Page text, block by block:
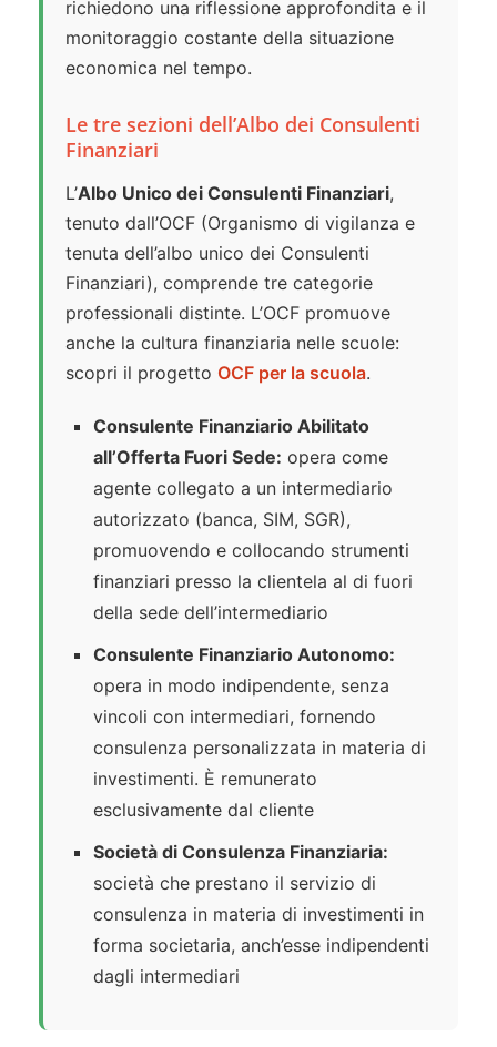
richiedono una riflessione approfondita e il
monitoraggio costante della situazione
economica nel tempo.
Le tre sezioni dell’Albo dei Consulenti
Finanziari
L’Albo Unico dei Consulenti Finanziari,
tenuto dall’OCF (Organismo di vigilanza e
tenuta dell’albo unico dei Consulenti
Finanziari), comprende tre categorie
professionali distinte. L’OCF promuove
anche la cultura finanziaria nelle scuole:
scopri il progetto OCF per la scuola.
Consulente Finanziario Abilitato
all’Offerta Fuori Sede: opera come
agente collegato a un intermediario
autorizzato (banca, SIM, SGR),
promuovendo e collocando strumenti
finanziari presso la clientela al di fuori
della sede dell’intermediario
Consulente Finanziario Autonomo:
opera in modo indipendente, senza
vincoli con intermediari, fornendo
consulenza personalizzata in materia di
investimenti. È remunerato
esclusivamente dal cliente
Società di Consulenza Finanziaria:
società che prestano il servizio di
consulenza in materia di investimenti in
forma societaria, anch’esse indipendenti
dagli intermediari